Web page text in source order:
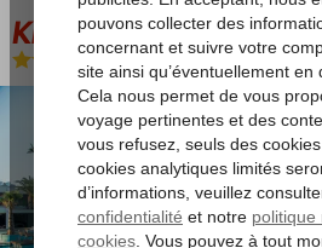
King Minos Retreat
Demi-pension-Hôtel